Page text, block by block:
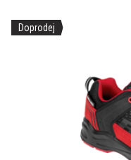
Doprodej